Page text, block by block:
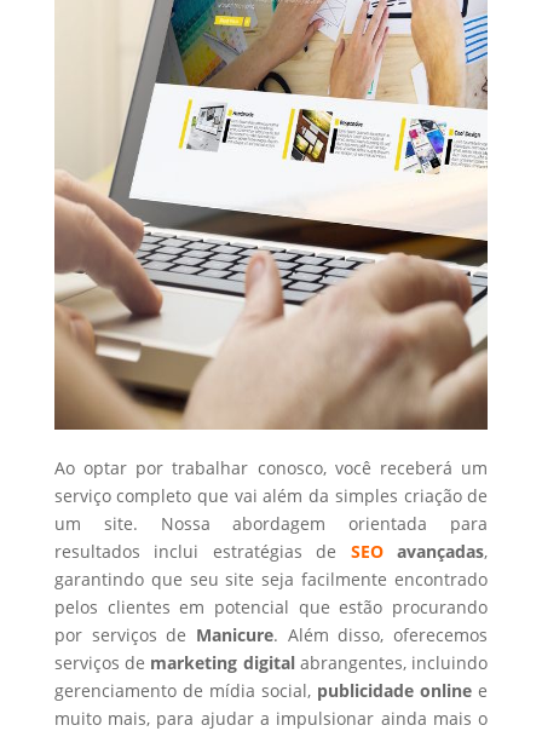
Ao optar por trabalhar conosco, você receberá um
serviço completo que vai além da simples criação de
um site. Nossa abordagem orientada para
resultados inclui estratégias de SEOavançadas,
garantindo que seu site seja facilmente encontrado
pelos clientes em potencial que estão procurando
por serviços de Manicure. Além disso, oferecemos
serviços de marketing digital abrangentes, incluindo
gerenciamento de mídia social, publicidade online e
muito mais, para ajudar a impulsionar ainda mais o